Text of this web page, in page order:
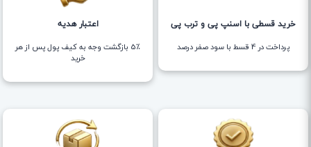
خرید قسطی با اسنپ پی و ترب پی
پرداخت در 4 قسط با سود صفر درصد
اعتبار هدیه
5٪ بازگشت وجه به کیف پول پس از هر
خرید